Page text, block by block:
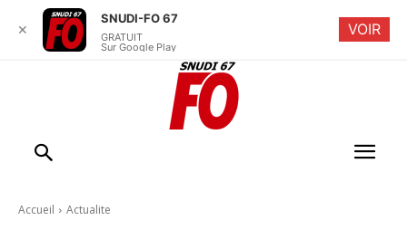
Accueil Actualite
✕
SNUDI-FO 67
GRATUIT
Sur Google Play
VOIR